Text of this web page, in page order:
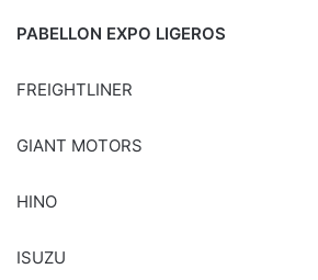
PABELLON EXPO LIGEROS
FREIGHTLINER
GIANT MOTORS
HINO
ISUZU